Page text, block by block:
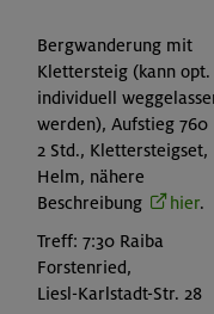
Bergwanderung mit
Klettersteig (kann opt.
individuell
werden), Aufstieg 760
2 Std., Klettersteigset,
Helm, nähere
Beschreibung
hier.
Treff: 7:30 Raiba
Forstenried,
Liesl-Karlstadt-Str. 28